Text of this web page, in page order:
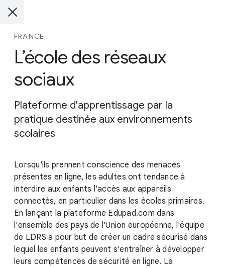
FRANCE
L’école des réseaux
sociaux
Plateforme d'apprentissage par la
pratique destinée aux environnements
scolaires
Lorsqu'ils prennent conscience des menaces
présentes en ligne, les adultes ont tendance à
interdire aux enfants l'accès aux appareils
connectés, en particulier dans les écoles primaires.
En lançant la plateforme Edupad.com dans
l'ensemble des pays de l'Union européenne, l'équipe
de LDRS a pour but de créer un cadre sécurisé dans
lequel les enfants peuvent s'entraîner à développer
leurs compétences de sécurité en ligne. La